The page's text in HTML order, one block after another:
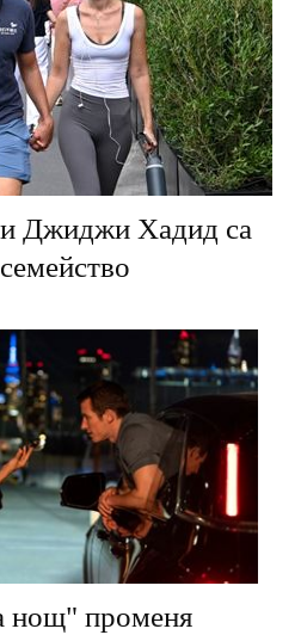
Джиджи Хадид са
нощ" променя